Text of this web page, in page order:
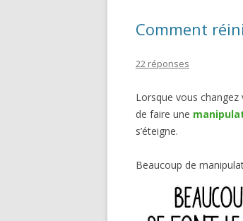
Comment
22 réponses
Lorsque vous changez
de faire une
s’éteigne.
Beaucoup de